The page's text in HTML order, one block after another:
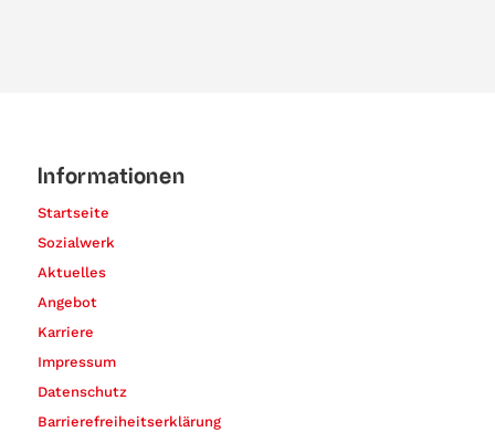
Informationen
Startseite
Sozialwerk
Aktuelles
Angebot
Karriere
Impressum
Datenschutz
Barrierefreiheitserklärung